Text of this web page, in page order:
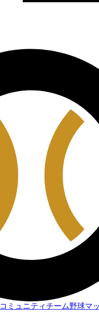
コミュニティチーム野球マ